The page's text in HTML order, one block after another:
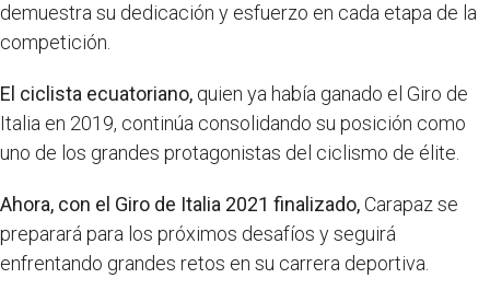
demuestra su dedicación y esfuerzo en cada etapa de la
competición.
El ciclista ecuatoriano, quien ya había ganado el Giro de
Italia en 2019, continúa consolidando su posición como
uno de los grandes protagonistas del ciclismo de élite.
Ahora, con el Giro de Italia 2021 finalizado,Carapaz se
preparará para los próximos desafíos y seguirá
enfrentando grandes retos en su carrera deportiva.